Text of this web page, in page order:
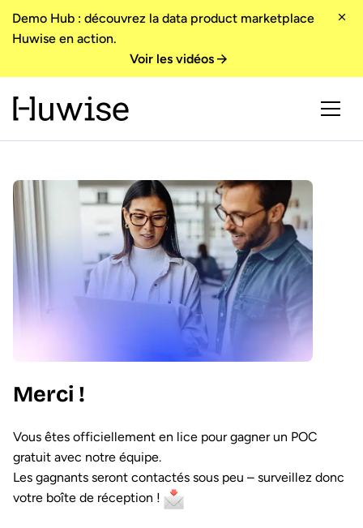
Demo Hub : découvrez la data product marketplace
Huwise en action.
Voir les vidéos
Merci !
Vous êtes officiellement en lice pour gagner un POC
gratuit avec notre équipe.
Les gagnants seront contactés sous peu – surveillez donc
votre boîte de réception !